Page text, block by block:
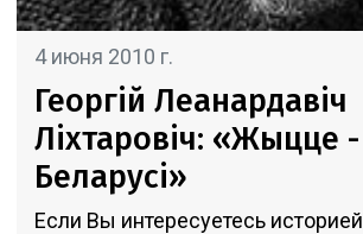
4 июня 2010 г.
Георгій Леанардавіч
Лiхтаровiч: «Жыцце -
Беларусi»
Если Вы интересуетесь историей